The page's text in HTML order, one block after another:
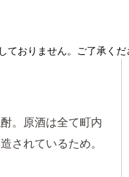
ておりません。ご了承くだ
。原酒は全て町内
されているため。